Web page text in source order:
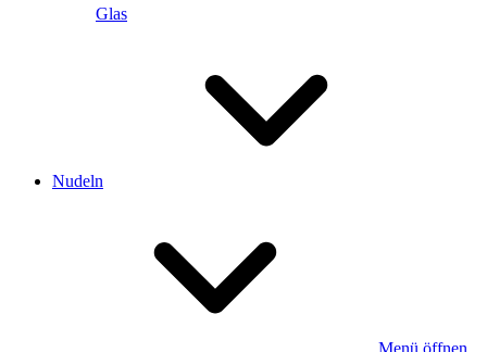
Glas
Nudeln
Menü öffnen